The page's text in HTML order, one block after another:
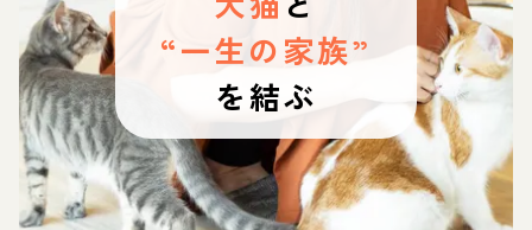
“一生の家族”
を結ぶ